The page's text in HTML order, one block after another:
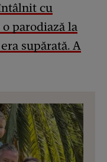
cu
parodiază la
supărată. A